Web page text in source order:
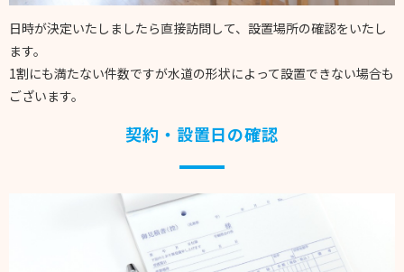
日時が決定いたしましたら直接訪問して、設置場所の確認をいたし
ます。
1割にも満たない件数ですが水道の形状によって設置できない場合も
ございます。
契約・設置日の確認